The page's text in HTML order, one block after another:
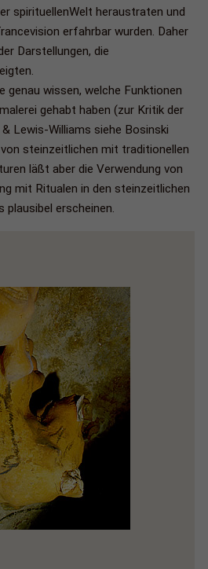
spirituellenWelt heraustraten und
erfahrbar wurden. Daher
Darstellungen, die
genau wissen, welche Funktionen
gehabt haben (zur Kritik der
Lewis-Williams siehe Bosinski
steinzeitlichen mit traditionellen
läßt aber die Verwendung von
mit Ritualen in den steinzeitlichen
plausibel erscheinen.